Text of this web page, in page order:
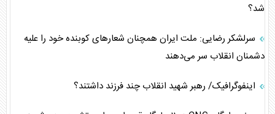
شد؟
سرلشکر رضایی: ملت ایران همچنان شعار‌های کوبنده خود را علیه
دشمنان انقلاب سر می‌دهند
اینفوگرافیک/ رهبر شهید انقلاب چند فرزند داشتند؟